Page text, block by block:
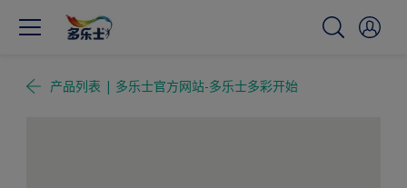
产品列表 | 多乐士官方网站-多乐士多彩开始